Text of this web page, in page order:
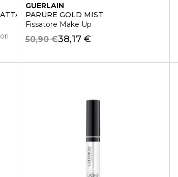
PER OCCHI
GUERLAIN
PARURE GOLD MIST
Fissatore Make Up
38,17 €
50,90 €